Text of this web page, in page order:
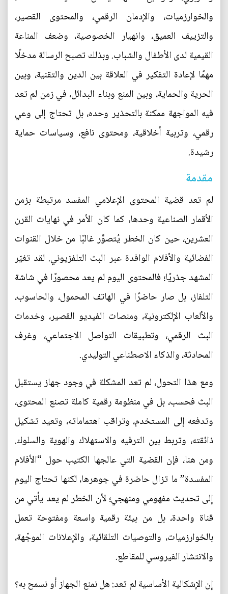
والخوارزميات، والإدمان الرقمي، والمحتوى القصير،
والتزييف العميق، وانهيار الخصوصية، وضعف المناعة
القيمية لدى الأطفال والشباب. وبذلك تصبح الرسالة مدخلًا
مهمًا لإعادة التفكير في العلاقة بين الدين والتقنية، وبين
الحرية والحماية، وبين المنع وبناء البدائل، في زمن لم تعد
فيه المواجهة ممكنة بالتحذير وحده، بل تحتاج إلى وعي
رقمي، وتربية أخلاقية، ومحتوى نافع، وسياسات حماية
رشيدة.
مقدمة
لم تعد قضية المحتوى الإعلامي المفسد مرتبطة بزمن
الأقمار الصناعية وحدها، كما كان الأمر في نهايات القرن
العشرين، حين كان الخطر يُتصوَّر غالبًا من خلال القنوات
الفضائية والأفلام الوافدة عبر البث التلفزيوني. لقد تغيّر
المشهد جذريًا؛ فالمحتوى اليوم لم يعد محصورًا في شاشة
التلفاز، بل صار حاضرًا في الهاتف المحمول، والحاسوب،
والألعاب الإلكترونية، ومنصات الفيديو القصير، وخدمات
البث الرقمي، وتطبيقات التواصل الاجتماعي، وغرف
المحادثة، والذكاء الاصطناعي التوليدي.
ومع هذا التحول، لم تعد المشكلة في وجود جهاز يستقبل
البث فحسب، بل في منظومة رقمية كاملة تصنع المحتوى،
وتدفعه إلى المستخدم، وتراقب اهتماماته، وتعيد تشكيل
ذائقته، وتربط بين الترفيه والاستهلاك والهوية والسلوك.
ومن هنا، فإن القضية التي عالجها الكتيب حول “الأفلام
المفسدة” ما تزال حاضرة في جوهرها، لكنها تحتاج اليوم
إلى تحديث مفهومي ومنهجي؛ لأن الخطر لم يعد يأتي من
قناة واحدة، بل من بيئة رقمية واسعة ومفتوحة تعمل
بالخوارزميات، والتوصيات التلقائية، والإعلانات الموجّهة،
والانتشار الفيروسي للمقاطع.
إن الإشكالية الأساسية لم تعد: هل نمنع الجهاز أو نسمح به؟